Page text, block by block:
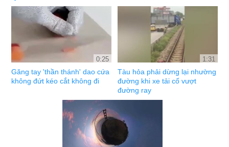
0:25
Găng tay 'thần thánh' dao cứa
không đứt kéo cắt không đi
1:31
Tàu hỏa phải dừng lại nhường
đường khi xe tải cố vượt
đường ray